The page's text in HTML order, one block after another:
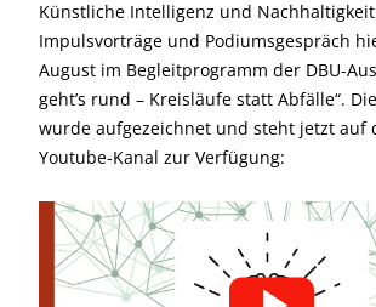
Künstliche Intelligenz und
Impulsvorträge und Podiumsgespräch
August im Begleitprogramm der DBU-
geht’s rund – Kreisläufe statt Abfälle“.
wurde aufgezeichnet und steht jetzt auf
Youtube-Kanal zur Verfügung: